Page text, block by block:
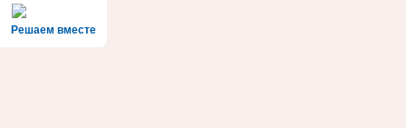
Решаем вместе